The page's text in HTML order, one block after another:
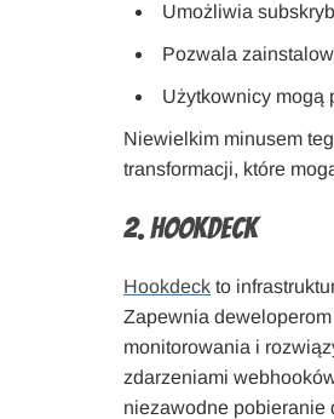
Umożliwia
Pozwala
Użytkownicy mogą
Niewielkim minusem
transformacji, które
2. Hookdeck
Hookdeck to
Zapewnia
monitorowania i
zdarzeniami
niezawodne pobieranie